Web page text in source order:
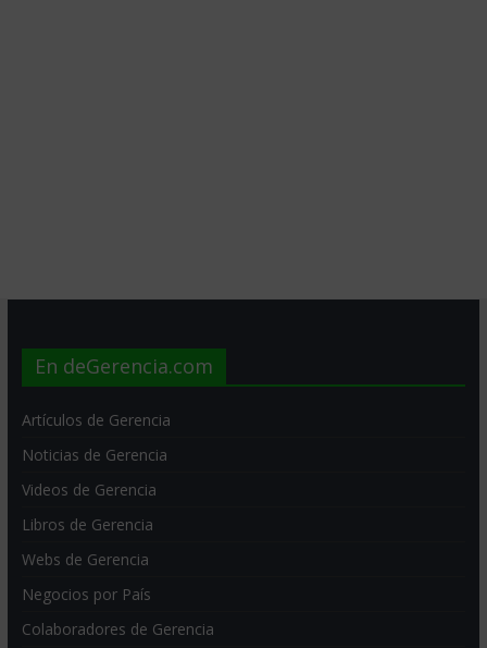
En deGerencia.com
Artículos de Gerencia
Noticias de Gerencia
Videos de Gerencia
Libros de Gerencia
Webs de Gerencia
Negocios por País
Colaboradores de Gerencia